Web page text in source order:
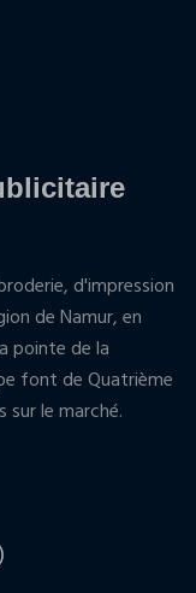
d'impression
de Namur, en
pointe de la
font de Quatrième
sur le marché.